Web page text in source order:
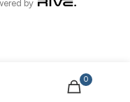
by
0